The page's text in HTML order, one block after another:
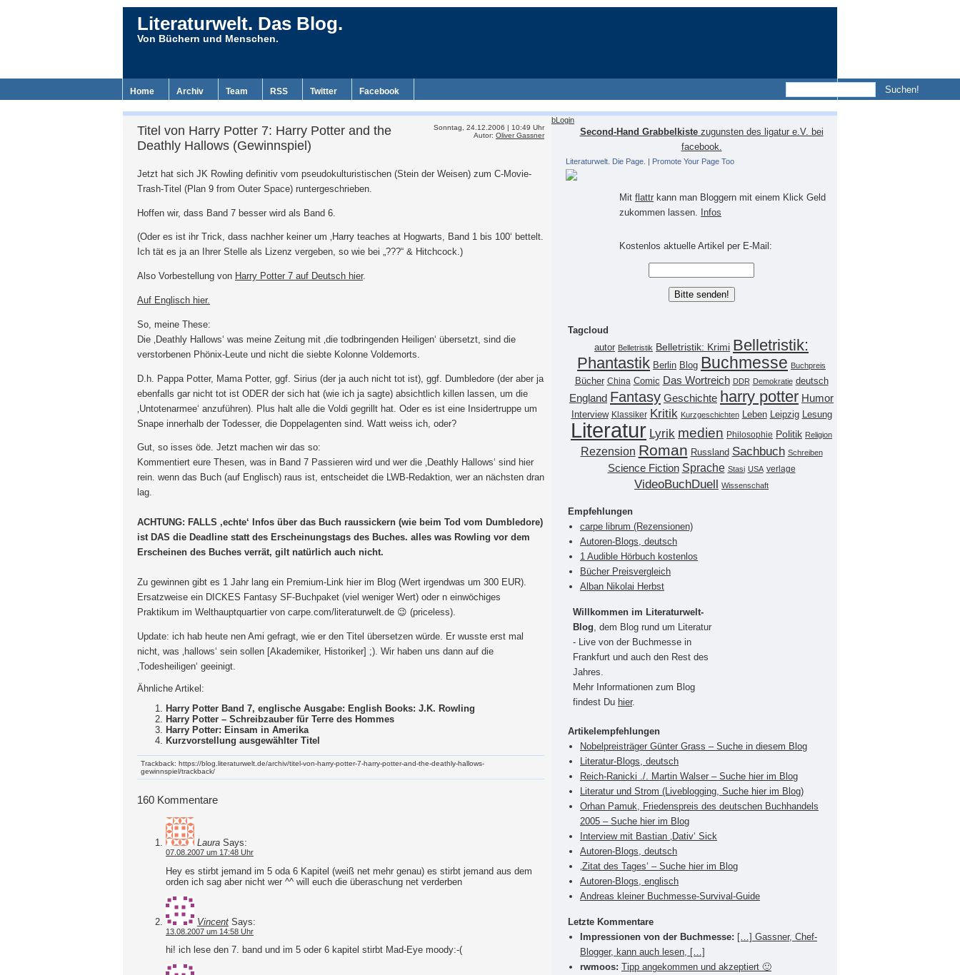
Literaturwelt. Das Blog.
Von Büchern und Menschen.
Home Archiv Team RSS Twitter Facebook
Sonntag, 24.12.2006 | 10:49 Uhr
Autor: Oliver Gassner
Titel von Harry Potter 7: Harry Potter and the
Deathly Hallows (Gewinnspiel)
Jetzt hat sich JK Rowling definitiv vom pseudokulturistischen (Stein der Weisen) zum C-Movie-
Trash-Titel (Plan 9 from Outer Space) runtergeschrieben.
Hoffen wir, dass Band 7 besser wird als Band 6.
(Oder es ist ihr Trick, dass nachher keiner um ‚Harry teaches at Hogwarts, Band 1 bis 100‘ bettelt.
Ich tät es ja an Ihrer Stelle als Lizenz vergeben, so wie bei „???“ & Hitchcock.)
Also Vorbestellung von Harry Potter 7 auf Deutsch hier.
Auf Englisch hier.
So, meine These:
Die ‚Deathly Hallows‘ was meine Zeitung mit ‚die todbringenden Heiligen‘ übersetzt, sind die
verstorbenen Phönix-Leute und nicht die siebte Kolonne Voldemorts.
D.h. Pappa Potter, Mama Potter, ggf. Sirius (der ja auch nicht tot ist), ggf. Dumbledore (der aber ja
ebenfalls gar nicht tot ist ODER der sich hat (wie ich ja sagte) absichtlich killen lassen, um die
‚Untotenarmee‘ anzuführen). Plus halt alle die Voldi gegrillt hat. Oder es ist eine Insidertruppe um
Snape innerhalb der Todesser, die Doppelagenten sind. Watt weiss ich, oder?
Gut, so isses öde. Jetzt machen wir das so:
Kommentiert eure Thesen, was in Band 7 Passieren wird und wer die ‚Deathly Hallows‘ sind hier
rein. wenn das Buch (auf Englisch) raus ist, entscheidet die LWB-Redaktion, wer an nächsten dran
lag.
ACHTUNG: FALLS ‚echte‘ Infos über das Buch raussickern (wie beim Tod vom Dumbledore)
ist DAS die Deadline statt des Erscheinungstags des Buches. alles was Rowling vor dem
Erscheinen des Buches verrät, gilt natürlich auch nicht.
Zu gewinnen gibt es 1 Jahr lang ein Premium-Link hier im Blog (Wert irgendwas um 300 EUR).
Ersatzweise ein DICKES Fantasy SF-Buchpaket (viel weniger Wert) oder n einwöchiges
Praktikum im Welthauptquartier von carpe.com/literaturwelt.de 😉 (priceless).
Update: ich hab heute nen Ami gefragt, wie er den Titel übersetzen würde. Er wusste erst mal
nicht, was ‚hallows‘ sein sollen [Akademiker, Historiker] ;). Wir haben uns dann auf die
‚Todesheiligen‘ geeinigt.
Ähnliche Artikel:
Harry Potter Band 7, englische Ausgabe: English Books: J.K. Rowling
Harry Potter – Schreibzauber für Terre des Hommes
Harry Potter: Einsam in Amerika
Kurzvorstellung ausgewählter Titel
Trackback: https://blog.literaturwelt.de/archiv/titel-von-harry-potter-7-harry-potter-and-the-deathly-hallows-
gewinnspiel/trackback/
160 Kommentare
Laura Says:
07.08.2007 um 17:48 Uhr
Hey es stirbt jemand im 5 oda 6 Kapitel (weiß net mehr genau) es stirbt jemand aus dem
orden ich sag aber nicht wer ^^ will euch die überaschung net verderben
Vincent Says:
13.08.2007 um 14:58 Uhr
hi! ich lese den 7. band und im 5 oder 6 kapitel stirbt Mad-Eye moody:-(
bLogin
Second-Hand Grabbelkistezugunsten des ligatur e.V. bei
facebook.
Literaturwelt. Die Page. | Promote Your Page Too
Mit flattr kann man Bloggern mit einem Klick Geld
zukommen lassen.
Infos
Kostenlos aktuelle Artikel per E-Mail:
Tagcloud
autor Belletristik Belletristik: Krimi Belletristik:
Phantastik Berlin Blog Buchmesse Buchpreis
Bücher China Comic Das Wortreich DDR Demokratie deutsch
England Fantasy Geschichte harry potter Humor
Interview Klassiker Kritik Kurzgeschichten Leben Leipzig Lesung
Literatur Lyrik medien Philosophie Politik Religion
Rezension Roman Russland Sachbuch Schreiben
Science Fiction Sprache Stasi USA verlage
VideoBuchDuell Wissenschaft
Empfehlungen
carpe librum (Rezensionen)
Autoren-Blogs, deutsch
1 Audible Hörbuch kostenlos
Bücher Preisvergleich
Alban Nikolai Herbst
Willkommen im Literaturwelt-
Blog , dem Blog rund um Literatur
- Live von der Buchmesse in
Frankfurt und auch den Rest des
Jahres.
Mehr Informationen zum Blog
findest Du hier.
Artikelempfehlungen
Nobelpreisträger Günter Grass – Suche in diesem Blog
Literatur-Blogs, deutsch
Reich-Ranicki ./. Martin Walser – Suche hier im Blog
Literatur und Strom (Liveblogging, Suche hier im Blog)
Orhan Pamuk, Friedenspreis des deutschen Buchhandels
2005 – Suche hier im Blog
Interview mit Bastian ‚Dativ‘ Sick
Autoren-Blogs, deutsch
‚Zitat des Tages‘ – Suche hier im Blog
Autoren-Blogs, englisch
Andreas kleiner Buchmesse-Survival-Guide
Letzte Kommentare
Impressionen von der Buchmesse: […] Gassner, Chef-
Blogger, kann auch lesen, […]
rwmoos: Tipp angekommen und akzeptiert 🙂